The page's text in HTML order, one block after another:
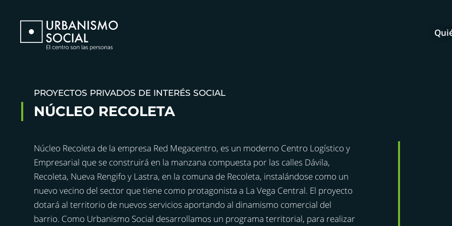
PROYECTOS PRIVADOS DE INTERÉS SOCIAL
NÚCLEO RECOLETA
Núcleo Recoleta de la empresa Red Megacentro, es un moderno Centro Logístico y
Empresarial que se construirá en la manzana compuesta por las calles Dávila,
Recoleta, Nueva Rengifo y Lastra, en la comuna de Recoleta, instalándose como un
nuevo vecino del sector que tiene como protagonista a La Vega Central. El proyecto
dotará al territorio de nuevos servicios aportando al dinamismo comercial del
barrio. Como Urbanismo Social desarrollamos un programa territorial, para realizar